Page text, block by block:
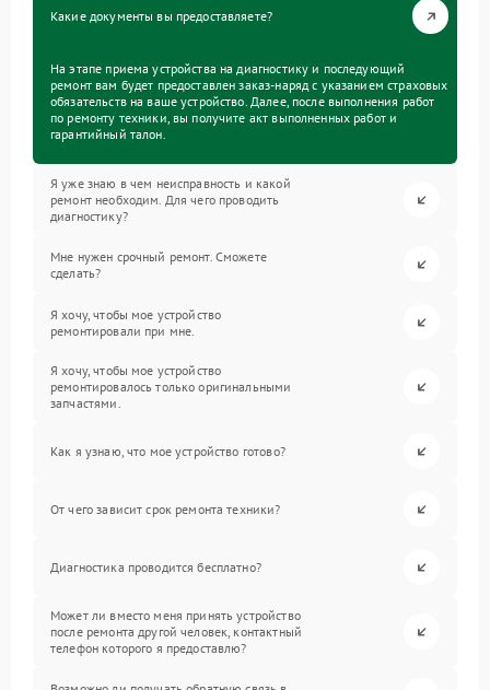
Какие документы вы предоставляете?
На этапе приема устройства на диагностику и последующий
ремонт вам будет предоставлен заказ-наряд с указанием страховых
обязательств на ваше устройство. Далее, после выполнения работ
по ремонту техники, вы получите акт выполненных работ и
гарантийный талон.
Я уже знаю в чем неисправность и какой
ремонт необходим. Для чего проводить
диагностику?
Мне нужен срочный ремонт. Сможете
сделать?
Я хочу, чтобы мое устройство
ремонтировали при мне.
Я хочу, чтобы мое устройство
ремонтировалось только оригинальными
запчастями.
Как я узнаю, что мое устройство готово?
От чего зависит срок ремонта техники?
Диагностика проводится бесплатно?
Может ли вместо меня принять устройство
после ремонта другой человек, контактный
телефон которого я предоставлю?